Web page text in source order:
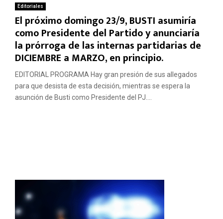
Editoriales
El próximo domingo 23/9, BUSTI asumiría
como Presidente del Partido y anunciaría
la prórroga de las internas partidarias de
DICIEMBRE a MARZO, en principio.
EDITORIAL PROGRAMA Hay gran presión de sus allegados
para que desista de esta decisión, mientras se espera la
asunción de Busti como Presidente del PJ....